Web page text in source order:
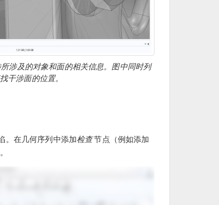
涉及的对象和面的相关信息。图中同时列
干涉面的位置。
。在几何序列中添加检查节点（例如添加